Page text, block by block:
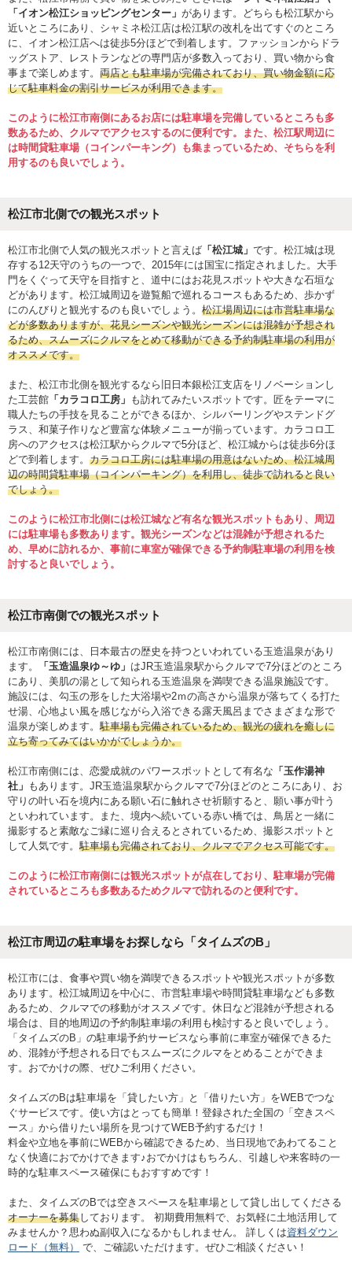
「イオン松江ショッピングセンター」 があります。どちらも松江駅から
近いところにあり、シャミネ松江店は松江駅の改札を出てすぐのところ
に、イオン松江店へは徒歩5分ほどで到着します。ファッションからドラ
ッグストア、レストランなどの専門店が多数入っており、買い物から食
事まで楽しめます。 両店とも駐車場が完備されており、買い物金額に応
じて駐車料金の割引サービスが利用できます。
このように松江市南側にあるお店には駐車場を完備しているところも多
数あるため、クルマでアクセスするのに便利です。また、松江駅周辺に
は時間貸駐車場（コインパーキング）も集まっているため、そちらを利
用するのも良いでしょう。
松江市北側での観光スポット
松江市北側で人気の観光スポットと言えば 「松江城」 です。松江城は現
存する12天守のうちの一つで、2015年には国宝に指定されました。大手
門をくぐって天守を目指すと、道中にはお花見スポットや大きな石垣な
どがあります。松江城周辺を遊覧船で巡れるコースもあるため、歩かず
にのんびりと観光するのも良いでしょう。 松江場周辺には市営駐車場な
どが多数ありますが、花見シーズンや観光シーズンには混雑が予想され
るため、スムーズにクルマをとめて移動ができる予約制駐車場の利用が
オススメです。
また、松江市北側を観光するなら旧日本銀松江支店をリノベーションし
た工芸館 「カラコロ工房」 も訪れてみたいスポットです。匠をテーマに
職人たちの手技を見ることができるほか、シルバーリングやステンドグ
ラス、和菓子作りなど豊富な体験メニューが揃っています。カラコロ工
房へのアクセスは松江駅からクルマで5分ほど、松江城からは徒歩6分ほ
どで到着します。 カラコロ工房には駐車場の用意はないため、松江城周
辺の時間貸駐車場（コインパーキング）を利用し、徒歩で訪れると良い
でしょう。
このように松江市北側には松江城など有名な観光スポットもあり、周辺
には駐車場も多数あります。観光シーズンなどは混雑が予想されるた
め、早めに訪れるか、事前に車室が確保できる予約制駐車場の利用を検
討すると良いでしょう。
松江市南側での観光スポット
松江市南側には、日本最古の歴史を持つといわれている玉造温泉があり
ます。
「玉造温泉ゆ～ゆ」 はJR玉造温泉駅からクルマで7分ほどのところ
にあり、美肌の湯として知られる玉造温泉を満喫できる温泉施設です。
施設には、勾玉の形をした大浴場や2ｍの高さから温泉が落ちてくる打た
せ湯、心地よい風を感じながら入浴できる露天風呂までさまざまな形で
温泉が楽しめます。駐車場も完備されているため、観光の疲れを癒しに
立ち寄ってみてはいかがでしょうか。
松江市南側には、恋愛成就のパワースポットとして有名な 「玉作湯神
社」 もあります。JR玉造温泉駅からクルマで7分ほどのところにあり、お
守りの叶い石を境内にある願い石に触れさせ祈願すると、願い事が叶う
といわれています。また、境内へ続いている赤い橋では、鳥居と一緒に
撮影すると素敵なご縁に巡り合えるとされているため、撮影スポットと
して人気です。駐車場も完備されており、クルマでアクセス可能です。
このように松江市南側には観光スポットが点在しており、駐車場が完備
されているところも多数あるためクルマで訪れるのと便利です。
松江市周辺の駐車場をお探しなら「タイムズのB」
松江市には、食事や買い物を満喫できるスポットや観光スポットが多数
あります。松江城周辺を中心に、市営駐車場や時間貸駐車場なども多数
あるため、クルマでの移動がオススメです。休日など混雑が予想される
場合は、目的地周辺の予約制駐車場の利用も検討すると良いでしょう。
「タイムズのB」の駐車場予約サービスなら事前に車室が確保できるた
め、混雑が予想される日でもスムーズにクルマをとめることができま
す。おでかけの際、ぜひご利用ください。
タイムズのBは駐車場を「貸したい方」と「借りたい方」をWEBでつな
ぐサービスです。使い方はとっても簡単！登録された全国の「空きスペ
ース」から借りたい場所を見つけてWEB予約するだけ！
料金や立地を事前にWEBから確認できるため、当日現地であわてること
なく快適におでかけできます♪おでかけはもちろん、引越しや来客時の一
時的な駐車スペース確保にもおすすめです！
また、タイムズのBでは空きスペースを駐車場として貸し出してくださる
オーナーを募集しております。 初期費用無料で、お気軽に土地活用して
みませんか？思わぬ副収入になるかもしれません。 詳しくは資料ダウン
ロード（無料）
で、ご確認いただけます。ぜひご相談ください！